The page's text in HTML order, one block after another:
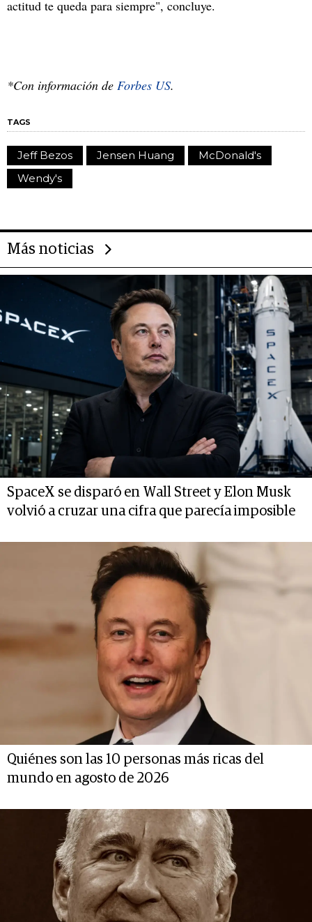
actitud te queda para siempre", concluye.
*Con información de Forbes US.
TAGS
Jeff Bezos Jensen Huang
McDonald's
Wendy's
Más noticias
SpaceX se disparó en Wall Street y Elon Musk
volvió a cruzar una cifra que parecía imposible
Quiénes son las 10 personas más ricas del
mundo en agosto de 2026